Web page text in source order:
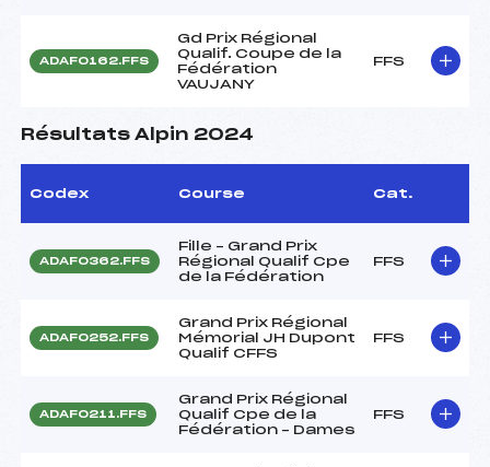
ADAF0162.FFS
Gd Prix Régional
Qualif. Coupe de la
Fédération
VAUJANY
FFS
Résultats Alpin 2024
Codex Course Cat.
ADAF0362.FFS
Fille – Grand Prix
Régional Qualif Cpe
de la Fédération
FFS
ADAF0252.FFS
Grand Prix Régional
Mémorial JH Dupont
Qualif CFFS
FFS
ADAF0211.FFS
Grand Prix Régional
Qualif Cpe de la
Fédération – Dames
FFS